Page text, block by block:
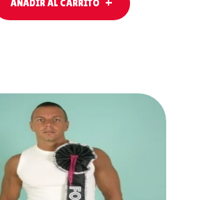
AÑADIR AL CARRITO
AÑADIR AL